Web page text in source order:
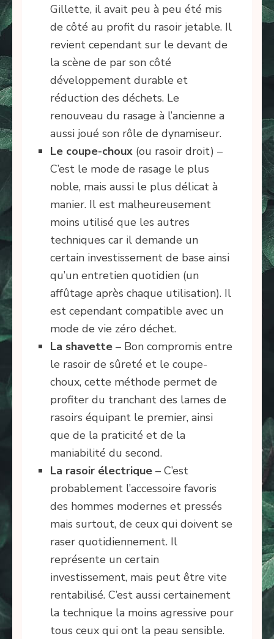
Gillette, il avait peu à peu été mis
de côté au profit du rasoir jetable. Il
revient cependant sur le devant de
la scène de par son côté
développement durable et
réduction des déchets. Le
renouveau du rasage à l’ancienne a
aussi joué son rôle de dynamiseur.
Le coupe-choux (ou rasoir droit) –
C’est le mode de rasage le plus
noble, mais aussi le plus délicat à
manier. Il est malheureusement
moins utilisé que les autres
techniques car il demande un
certain investissement de base ainsi
qu’un entretien quotidien (un
affûtage après chaque utilisation). Il
est cependant compatible avec un
mode de vie zéro déchet.
La shavette – Bon compromis entre
le rasoir de sûreté et le coupe-
choux, cette méthode permet de
profiter du tranchant des lames de
rasoirs équipant le premier, ainsi
que de la praticité et de la
maniabilité du second.
La rasoir électrique – C’est
probablement l’accessoire favoris
des hommes modernes et pressés
mais surtout, de ceux qui doivent se
raser quotidiennement. Il
représente un certain
investissement, mais peut être vite
rentabilisé. C’est aussi certainement
la technique la moins agressive pour
tous ceux qui ont la peau sensible.